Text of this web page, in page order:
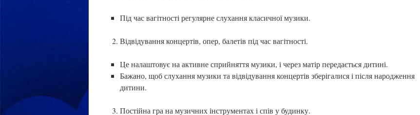
Під час вагітності регулярне слухання класичної музики.
Відвідування концертів, опер, балетів під час вагітності.
Це налаштовує на активне сприйняття музики, і через матір передається дитині.
Бажано, щоб слухання музики та відвідування концертів зберігалися і після народження
дитини.
Постійна гра на музичних інструментах і спів у будинку.